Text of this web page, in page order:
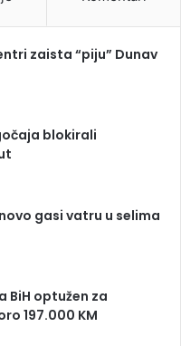
zaista “piju” Dunav
blokirali
gasi vatru u selima
BiH optužen za
197.000 KM